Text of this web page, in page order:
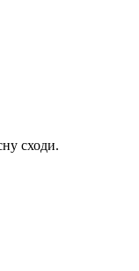
сходи.